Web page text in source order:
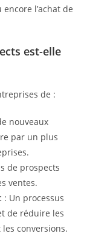
l’achat de
est-elle
de :
nouveaux
par un plus
de prospects
ventes.
: Un processus
de réduire les
conversions.